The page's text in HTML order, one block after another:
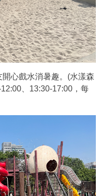
心戲水消暑趣。(水漾森
、13:30-17:00，每